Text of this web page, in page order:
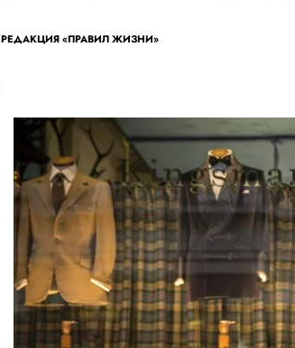
РЕДАКЦИЯ «ПРАВИЛ ЖИЗНИ»